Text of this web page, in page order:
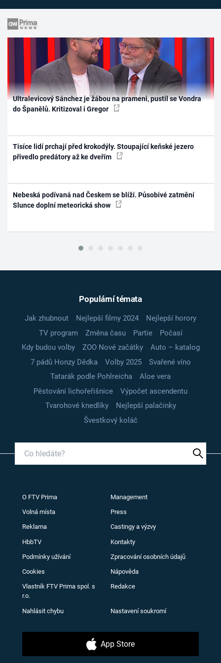
Ultralevicový Sánchez je žábou na prameni, pustil se Vondra
do Španělů. Kritizoval i Gregor
Tisíce lidí prchají před krokodýly. Stoupající keňské jezero
přivedlo predátory až ke dveřím
Nebeská podívaná nad Českem se blíží. Působivé zatmění
Slunce doplní meteorická show
Populární témata
Jak zhubnout Nejlepší filmy 2024
Nejlepší horory
TV program
Změna času Partie
Počasí
Kdy budou volby
ZOO Nové začátky
Auto – katalog
7 pádů Honzy Dědka
Volby 2025
Svařené víno
Tatarák podle Pohlreicha
Aloe vera
Pěstování lichořeřišnice
Výpočet ascendentu
Tvarohové knedlíky
Nejlepší palačinky
Švestkový koláč
O FTV Prima Management
Volná místa Press
Reklama Castingy a výzvy
HbbTV Kontakty
Podmínky užívání Zpracování osobních údajů
Cookies Nápověda
Vlastník FTV Prima spol. s
r.o.
Redakce
Nahlásit chybu Nastavení soukromí
App Store